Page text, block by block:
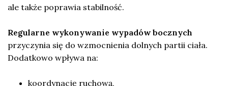
ale także poprawia stabilność.
Regularne wykonywanie wypadów bocznych
przyczynia się do wzmocnienia dolnych partii ciała.
Dodatkowo wpływa na:
koordynację ruchową,